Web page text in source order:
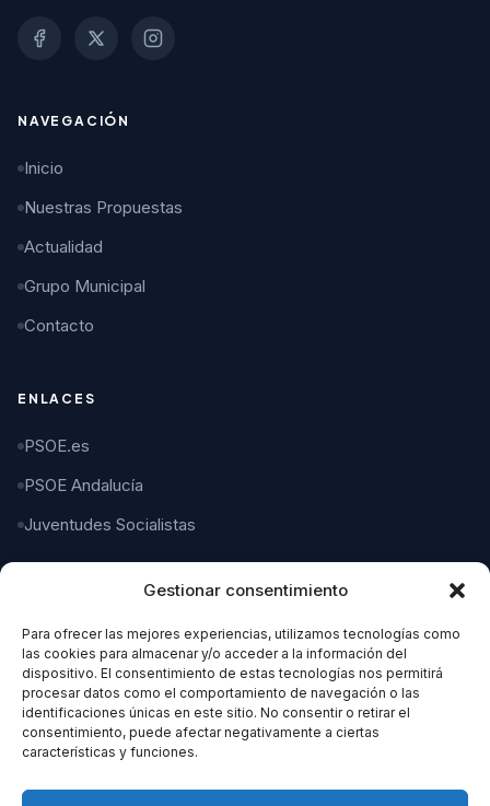
Gestionar consentimiento
Para ofrecer las mejores experiencias, utilizamos tecnologías como
las cookies para almacenar y/o acceder a la información del
dispositivo. El consentimiento de estas tecnologías nos permitirá
procesar datos como el comportamiento de navegación o las
identificaciones únicas en este sitio. No consentir o retirar el
consentimiento, puede afectar negativamente a ciertas
características y funciones.
NAVEGACIÓN
Inicio
Nuestras Propuestas
Actualidad
Grupo Municipal
Contacto
ENLACES
PSOE.es
PSOE Andalucía
Juventudes Socialistas
C/ Gaspar del Pino, 4
11004 Cádiz
956 21 21 21